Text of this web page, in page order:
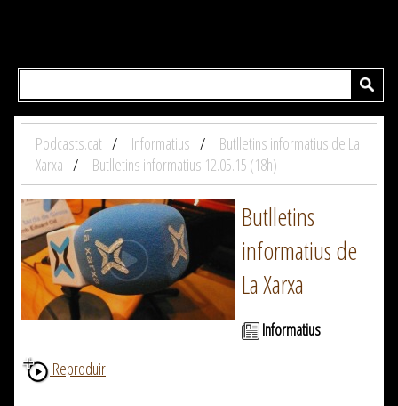
Podcasts.cat Informatius
Butlletins informatius de La
Xarxa
Butlletins informatius 12.05.15 (18h)
Butlletins
informatius de
La Xarxa
Informatius
Reproduir